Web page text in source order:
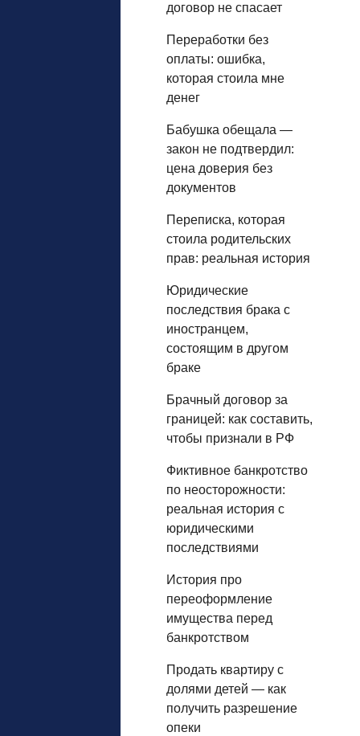
договор не спасает
Переработки без
оплаты: ошибка,
которая стоила мне
денег
Бабушка обещала —
закон не подтвердил:
цена доверия без
документов
Переписка, которая
стоила родительских
прав: реальная история
Юридические
последствия брака с
иностранцем,
состоящим в другом
браке
Брачный договор за
границей: как составить,
чтобы признали в РФ
Фиктивное банкротство
по неосторожности:
реальная история с
юридическими
последствиями
История про
переоформление
имущества перед
банкротством
Продать квартиру с
долями детей — как
получить разрешение
опеки